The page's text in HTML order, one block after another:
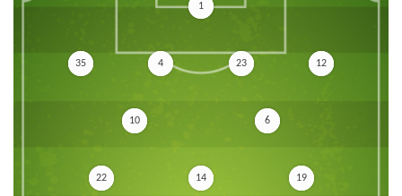
1
35 4 23 12
10 6
22 14 19